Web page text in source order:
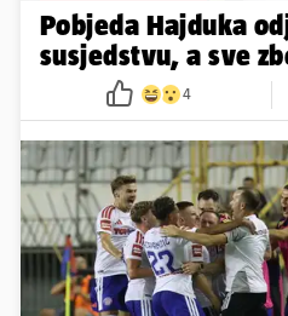
Pobjeda Hajduka
susjedstvu, a sve
4